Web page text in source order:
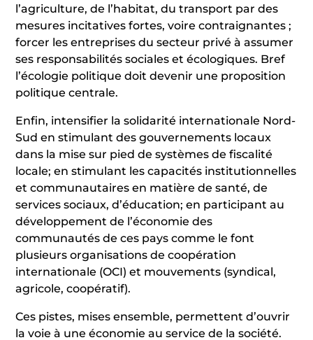
l’agriculture, de l’habitat, du transport par des
mesures incitatives fortes, voire contraignantes ;
forcer les entreprises du secteur privé à assumer
ses responsabilités sociales et écologiques. Bref
l’écologie politique doit devenir une proposition
politique centrale.
Enfin, intensifier la solidarité internationale Nord-
Sud en stimulant des gouvernements locaux
dans la mise sur pied de systèmes de fiscalité
locale; en stimulant les capacités institutionnelles
et communautaires en matière de santé, de
services sociaux, d’éducation; en participant au
développement de l’économie des
communautés de ces pays comme le font
plusieurs organisations de coopération
internationale (OCI) et mouvements (syndical,
agricole, coopératif).
Ces pistes, mises ensemble, permettent d’ouvrir
la voie à une économie au service de la société.